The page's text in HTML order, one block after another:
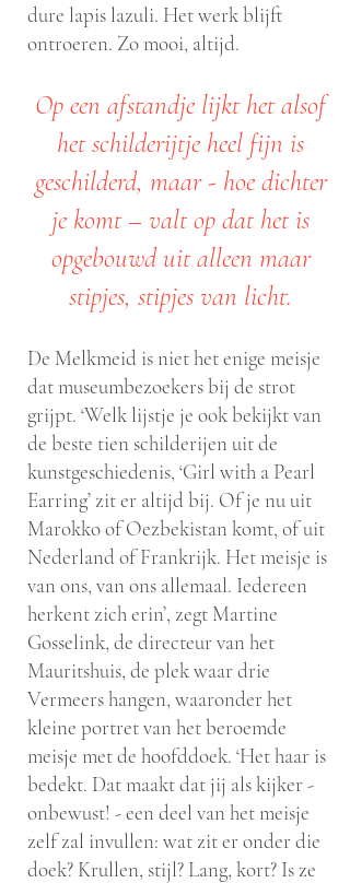
dure lapis lazuli. Het werk blijft
ontroeren. Zo mooi, altijd.
Op een afstandje lijkt het alsof
het schilderijtje heel fijn is
geschilderd, maar - hoe dichter
je komt – valt op dat het is
opgebouwd uit alleen maar
stipjes, stipjes van licht.
De Melkmeid is niet het enige meisje
dat museumbezoekers bij de strot
grijpt. ‘Welk lijstje je ook bekijkt van
de beste tien schilderijen uit de
kunstgeschiedenis, ‘Girl with a Pearl
Earring’ zit er altijd bij. Of je nu uit
Marokko of Oezbekistan komt, of uit
Nederland of Frankrijk. Het meisje is
van ons, van ons allemaal. Iedereen
herkent zich erin’, zegt Martine
Gosselink, de directeur van het
Mauritshuis, de plek waar drie
Vermeers hangen, waaronder het
kleine portret van het beroemde
meisje met de hoofddoek. ‘Het haar is
bedekt. Dat maakt dat jij als kijker -
onbewust! - een deel van het meisje
zelf zal invullen: wat zit er onder die
doek? Krullen, stijl? Lang, kort? Is ze